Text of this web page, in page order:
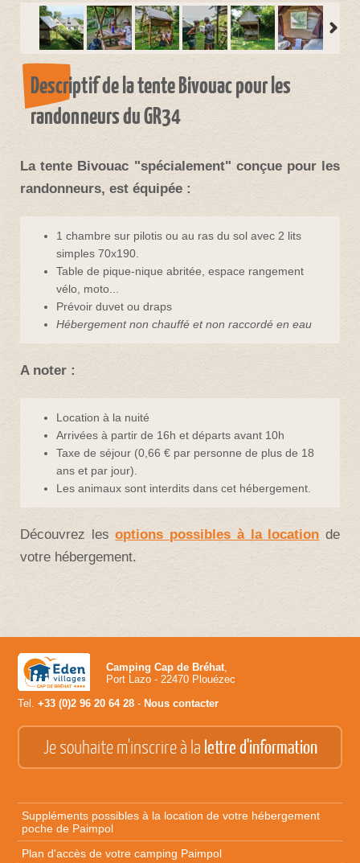
Descriptif de la tente Bivouac pour les
randonneurs du GR34
La tente Bivouac "spécialement" conçue pour les
randonneurs, est équipée :
1 chambre sur pilotis ou au ras du sol avec 2 lits
simples 70x190.
Table de pique-nique abritée, espace rangement
vélo, moto...
Prévoir duvet ou draps
Hébergement non chauffé et non raccordé en eau
A noter :
Location à la nuité
Arrivées à partir de 16h et départs avant 10h
Taxe de séjour (0,66 € par personne de plus de 18
ans et par jour).
Les animaux sont interdits dans cet hébergement.
Découvrez lesoptions possibles à la location de
votre hébergement.
Camping Cap de Bréhat,
Port Lazo - 22470 Plouézec
Tel.+33 (0)2 96 20 64 28 - Nous contacter
Je souhaite m'inscrire à la lettre d'information
Suppléments possibles à la location de votre hébergement
poche de Paimpol
Plan d'accèsde votre camping Paimpol